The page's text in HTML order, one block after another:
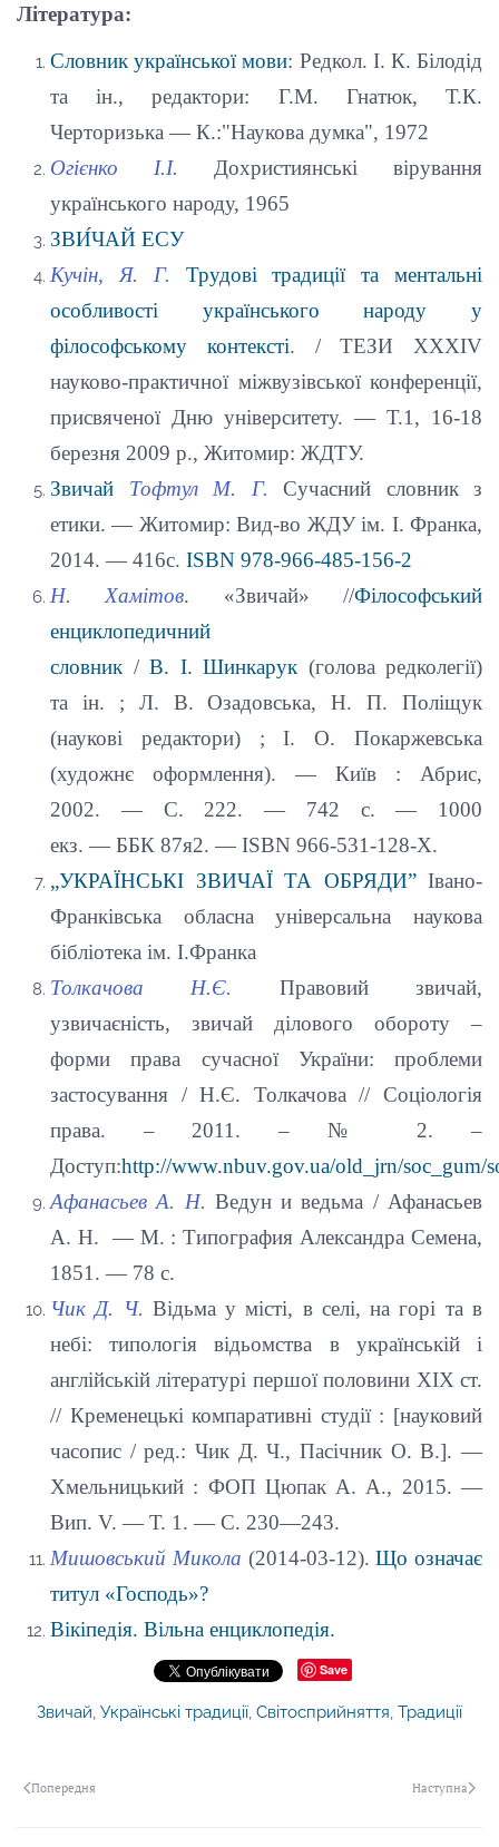
Література:
Словник української мови: Редкол. І. К. Білодід
та ін., редактори: Г.М. Гнатюк, Т.К.
Черторизька — К.:"Наукова думка", 1972
Огієнко І.І. Дохристиянські вірування
українського народу, 1965
ЗВИ́ЧАЙ ЕСУ
Кучін, Я. Г.
Трудові традиції та ментальні
особливості українського народу у
філософському контексті. / ТЕЗИ XXXIV
науково-практичної міжвузівської конференції,
присвяченої Дню університету. — Т.1, 16-18
березня 2009 р., Житомир: ЖДТУ.
Звичай
Тофтул М. Г. Сучасний словник з
етики. — Житомир: Вид-во ЖДУ ім. І. Франка,
2014. — 416с. ISBN 978-966-485-156-2
Н. Хамітов. «Звичай» //Філософський
енциклопедичний
словник/ В. І. Шинкарук(голова редколегії)
та ін. ; Л. В. Озадовська, Н. П. Поліщук
(наукові редактори) ; І. О. Покаржевська
(художнє оформлення). — Київ : Абрис,
2002. — С. 222. — 742 с. — 1000
екз. — ББК 87я2. — ISBN 966-531-128-X.
„УКРАЇНСЬКІ ЗВИЧАЇ ТА ОБРЯДИ”Івано-
Франківська обласна універсальна наукова
бібліотека ім. І.Франка
Толкачова Н.Є.
Правовий звичай,
узвичаєність, звичай ділового обороту –
форми права сучасної України: проблеми
застосування / Н.Є. Толкачова // Соціологія
права. – 2011. – № 2. –
Доступ:http://www.nbuv.gov.ua/old_jrn/soc_gum/
Афанасьев А. Н. Ведун и ведьма / Афанасьев
А. Н. — М. : Типография Александра Семена,
1851. — 78 с.
Чик Д. Ч. Відьма у місті, в селі, на горі та в
небі: типологія відьомства в українській і
англійській літературі першої половини ХІХ ст.
// Кременецькі компаративні студії : [науковий
часопис / ред.: Чик Д. Ч., Пасічник О. В.]. —
Хмельницький : ФОП Цюпак А. А., 2015. —
Вип. V. — Т. 1. — С. 230—243.
Мишовський Микола (2014-03-12).Що означає
титул «Господь»?
Вікіпедія. Вільна енциклопедія.
Save
Звичай, Українські традиції, Світосприйняття, Традиції
Попередня Наступна